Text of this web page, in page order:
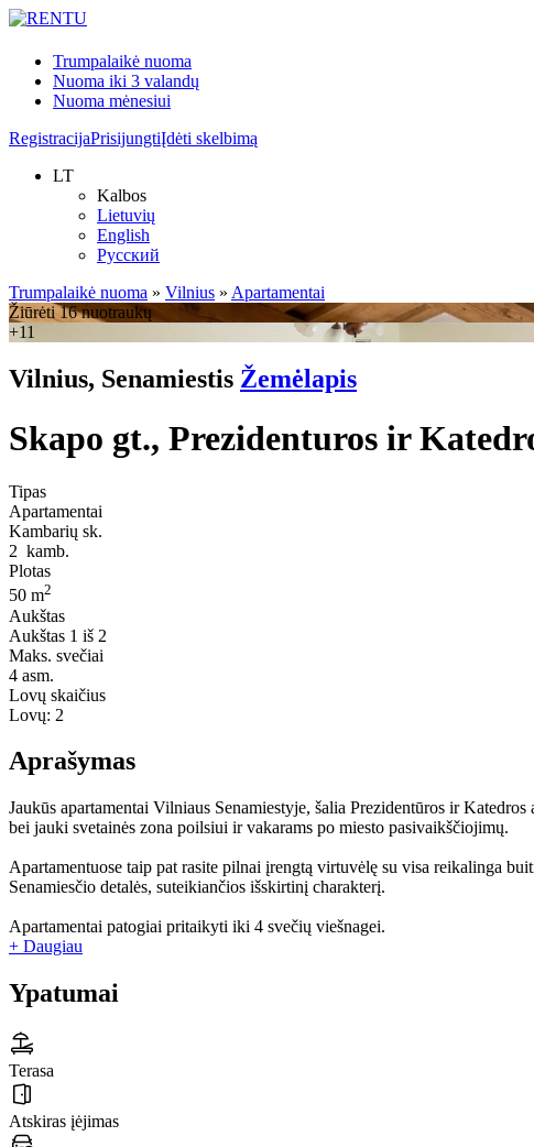
Trumpalaikė nuoma
Nuoma iki 3 valandų
Nuoma mėnesiui
RegistracijaPrisijungtiĮdėti skelbimą
LT
Kalbos
Lietuvių
English
Русский
Trumpalaikė nuoma » Vilnius » Apartamentai
Žiūrėti 16 nuotraukų
+11
Vilnius, Senamiestis Žemėlapis
Skapo gt., Prezidenturos ir
Tipas
Apartamentai
Kambarių sk.
2 kamb.
Plotas
50 m2
Aukštas
Aukštas 1 iš 2
Maks. svečiai
4 asm.
Lovų skaičius
Lovų: 2
Aprašymas
Jaukūs apartamentai Vilniaus Senamiestyje, šalia Prezidentūros ir
bei jauki svetainės zona poilsiui ir vakarams po miesto pasivaikščiojimų.
Apartamentuose taip pat rasite pilnai įrengtą virtuvėlę su visa reikalinga
Senamiesčio detalės, suteikiančios išskirtinį charakterį.
Apartamentai patogiai pritaikyti iki 4 svečių viešnagei.
+ Daugiau
Ypatumai
Terasa
Atskiras įėjimas